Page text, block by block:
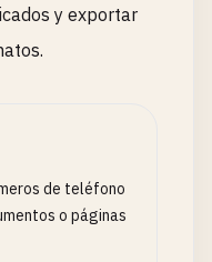
y exportar
de teléfono
o páginas